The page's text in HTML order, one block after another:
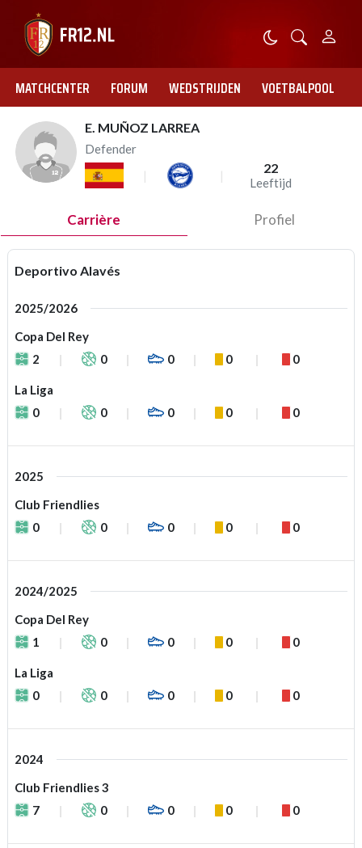
MATCHCENTER FORUM WEDSTRIJDEN VOETBALPOOL
E. MUÑOZ LARREA
Defender
22
Leeftijd
Carrière Profiel
Deportivo Alavés
2025/2026
Copa Del Rey
2
0 0 0 0
La Liga
0
0 0 0 0
2025
Club Friendlies
0
0 0 0 0
2024/2025
Copa Del Rey
1
0 0 0 0
La Liga
0
0 0 0 0
2024
Club Friendlies 3
7
0 0 0 0